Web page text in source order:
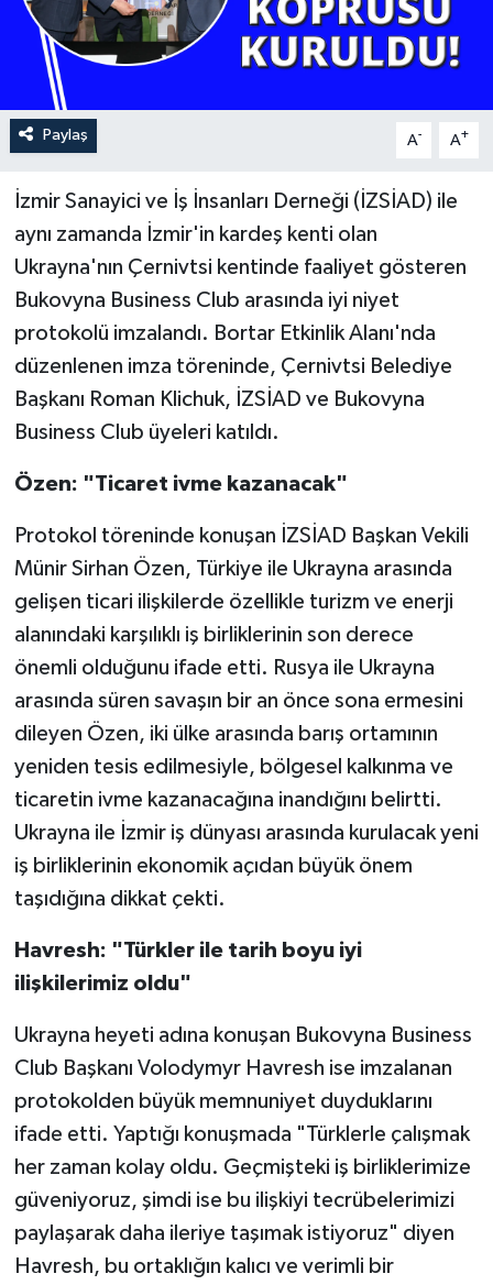
Paylaş A- A+
İzmir Sanayici ve İş İnsanları Derneği (İZSİAD) ile
aynı zamanda İzmir'in kardeş kenti olan
Ukrayna'nın Çernivtsi kentinde faaliyet gösteren
Bukovyna Business Club arasında iyi niyet
protokolü imzalandı. Bortar Etkinlik Alanı'nda
düzenlenen imza töreninde, Çernivtsi Belediye
Başkanı Roman Klichuk, İZSİAD ve Bukovyna
Business Club üyeleri katıldı.
Özen: "Ticaret ivme kazanacak"
Protokol töreninde konuşan İZSİAD Başkan Vekili
Münir Sirhan Özen, Türkiye ile Ukrayna arasında
gelişen ticari ilişkilerde özellikle turizm ve enerji
alanındaki karşılıklı iş birliklerinin son derece
önemli olduğunu ifade etti. Rusya ile Ukrayna
arasında süren savaşın bir an önce sona ermesini
dileyen Özen, iki ülke arasında barış ortamının
yeniden tesis edilmesiyle, bölgesel kalkınma ve
ticaretin ivme kazanacağına inandığını belirtti.
Ukrayna ile İzmir iş dünyası arasında kurulacak yeni
iş birliklerinin ekonomik açıdan büyük önem
taşıdığına dikkat çekti.
Havresh: "Türkler ile tarih boyu iyi
ilişkilerimiz oldu"
Ukrayna heyeti adına konuşan Bukovyna Business
Club Başkanı Volodymyr Havresh ise imzalanan
protokolden büyük memnuniyet duyduklarını
ifade etti. Yaptığı konuşmada "Türklerle çalışmak
her zaman kolay oldu. Geçmişteki iş birliklerimize
güveniyoruz, şimdi ise bu ilişkiyi tecrübelerimizi
paylaşarak daha ileriye taşımak istiyoruz" diyen
Havresh, bu ortaklığın kalıcı ve verimli bir